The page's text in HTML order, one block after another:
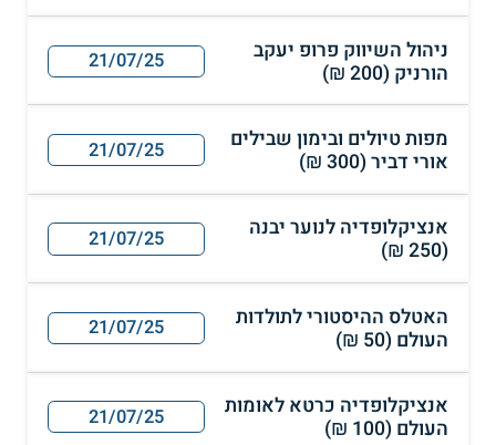
ניהול השיווק פרופ יעקב
הורניק (200 ₪)
21/07/25
מפות טיולים ובימון שבילים
אורי דביר (300 ₪)
21/07/25
אנציקלופדיה לנוער יבנה
(250 ₪)
21/07/25
האטלס ההיסטורי לתולדות
העולם (50 ₪)
21/07/25
אנציקלופדיה כרטא לאומות
העולם (100 ₪)
21/07/25